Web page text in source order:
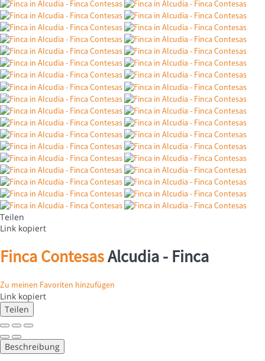
Teilen
Link kopiert
Finca ContesasAlcudia - Finca
Zu meinen Favoriten hinzufügen
Link kopiert
Teilen
Beschreibung